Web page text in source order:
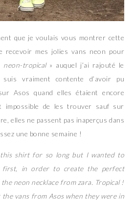
que je voulais vous montrer cette
recevoir mes jolies vans neon pour
neon-tropical» auquel j’ai rajouté le
vraiment contente d’avoir pu
Asos quand elles étaient encore
impossible de les trouver sauf sur
elles ne passent pas inaperçus dans
une bonne semaine !
shirt for so long but I wanted to
first, in order to create the perfect
neon necklace from zara. Tropical !
the vans from Asos when they were in